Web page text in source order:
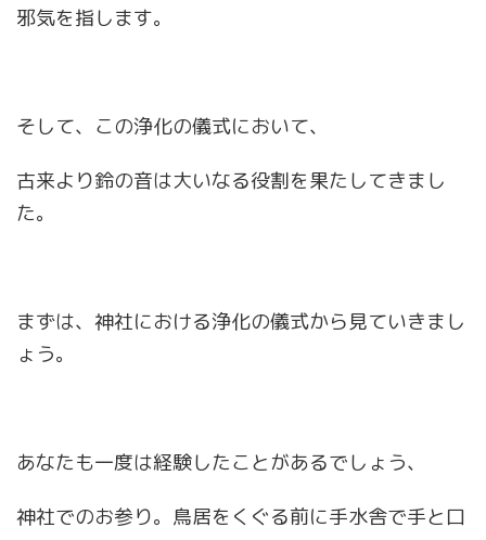
邪気を指します。
そして、この浄化の儀式において、
古来より鈴の音は大いなる役割を果たしてきまし
た。
まずは、神社における浄化の儀式から見ていきまし
ょう。
あなたも一度は経験したことがあるでしょう、
神社でのお参り。鳥居をくぐる前に手水舎で手と口